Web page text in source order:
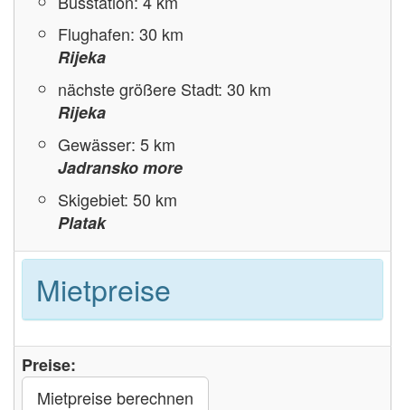
Flughafen: 30 km
Rijeka
nächste größere Stadt: 30 km
Rijeka
Gewässer: 5 km
Jadransko more
Skigebiet: 50 km
Platak
Mietpreise
Preise:
Mietpreise berechnen